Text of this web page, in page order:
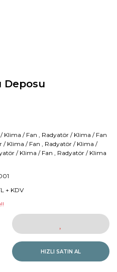
Deposu
Klima / Fan , Radyatör / Klima / Fan
/ Klima / Fan , Radyatör / Klima /
/ Klima / Fan , Radyatör / Klima
+ KDV
HIZLI SATIN AL